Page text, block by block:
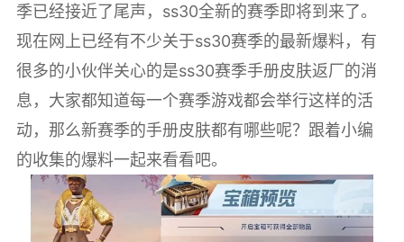
季已经接近了尾声，ss30全新的赛季即将到来了。
现在网上已经有不少关于ss30赛季的最新爆料，有
很多的小伙伴关心的是ss30赛季手册皮肤返厂的消
息，大家都知道每一个赛季游戏都会举行这样的活
动，那么新赛季的手册皮肤都有哪些呢？跟着小编
的收集的爆料一起来看看吧。